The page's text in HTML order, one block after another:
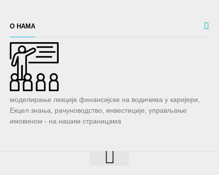
О НАМА
моделирање лекције финансијске на водичима у каријери,
Екцел знања, рачуноводство, инвестиције, управљање
имовином - на нашим страницама